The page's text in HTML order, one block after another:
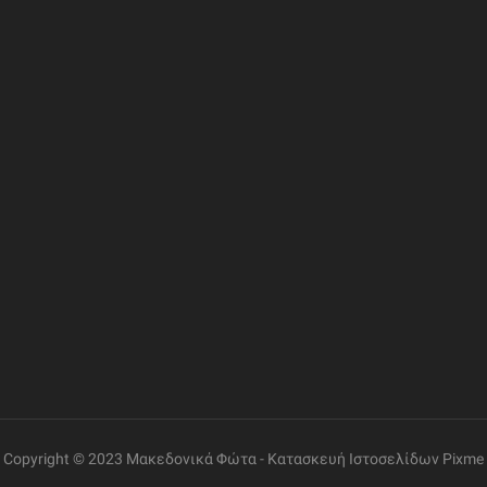
Copyright © 2023 Μακεδονικά Φώτα - Κατασκευή Ιστοσελίδων Pixme